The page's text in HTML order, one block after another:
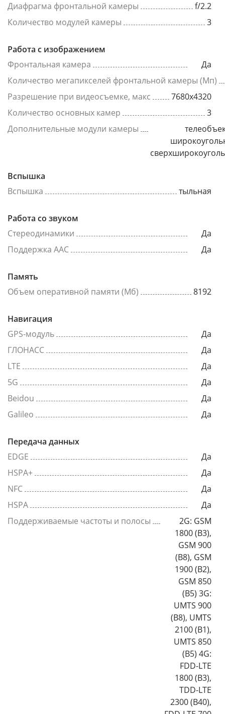
Диафрагма фронтальной камеры
f/2.2
Количество модулей камеры
3
Работа с изображением
Фронтальная камера
Да
Количество мегапикселей фронтальной камеры (Мп)
Разрешение при видеосъемке, макс
7680x4320
Количество основных камер
3
Дополнительные модули камеры
Вспышка
Вспышка
тыльная
Работа со звуком
Стереодинамики
Да
Поддержка AAC
Да
Память
Объем оперативной памяти (Мб)
8192
Навигация
GPS-модуль
Да
ГЛОНАСС
Да
LTE
Да
5G
Да
Beidou
Да
Galileo
Да
Передача данных
EDGE
Да
HSPA+
Да
NFC
Да
HSPA
Да
Поддерживаемые частоты и полосы
2G: GSM
1800 (B3),
GSM 900
(B8), GSM
1900 (B2),
GSM 850
(B5) 3G:
UMTS 900
(B8), UMTS
2100 (B1),
UMTS 850
(B5) 4G:
FDD-LTE
1800 (B3),
TDD-LTE
2300 (B40),